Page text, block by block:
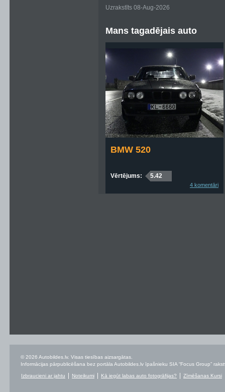
Uzrakstīts 08-Aug-2026
Mans tagadējais auto
BMW 520
Vērtējums: 5.42
4 komentāri
© 2026 Autobildes.lv. Visas tiesības aizsargātas.
Informācijas pārpublicēšana bez portāla Autobildes.lv īpašnieku SIA “Focus Group”
Izbraucieni ar jahtu Noteikumi Kā iegūt labas auto fotogrāfijas? Zīmēšanas Kursi